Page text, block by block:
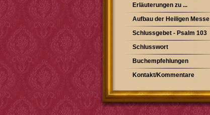
Erläuterungen zu ...
Aufbau der Heiligen Messe
Schlussgebet - Psalm 103
Schlusswort
Buchempfehlungen
Kontakt/Kommentare